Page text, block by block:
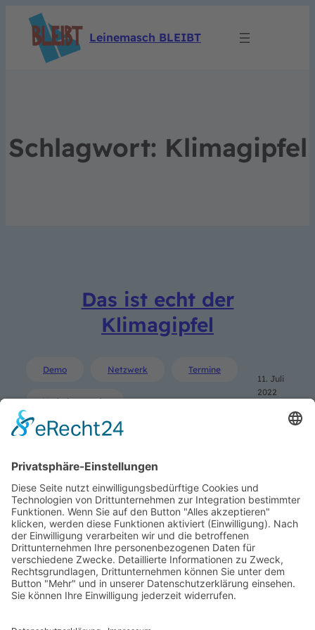
Leinemasch BLEIBT
Schlagwort: Klimagipfel
Das ist echt der
Klimagipfel
Demo Netzwerk Termine
Verkehrswende
11. Juli
2022
SUCHE
Search